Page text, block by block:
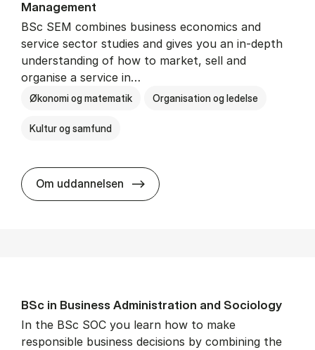
Man­age­ment
BSc SEM combines business economics and
service sector studies and gives you an in-depth
understanding of how to market, sell and
organise a service in…
Økonomi og matematik Organisation og ledelse
Kultur og samfund
Om uddannelsen BSc in Busi­ness Ad­min­is­tra­tion
BSc in Busi­ness Ad­min­is­tra­tion and So­ci­ology
In the BSc SOC you learn how to make
responsible business decisions by combining the